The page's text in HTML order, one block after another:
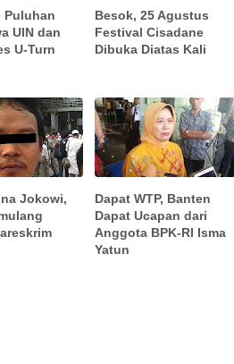
Puluhan
UIN dan
U-Turn
Besok, 25 Agustus
Festival Cisadane
Dibuka Diatas Kali
Jokowi,
Dapat WTP, Banten
Dapat Ucapan dari
Anggota BPK-RI Isma
Yatun